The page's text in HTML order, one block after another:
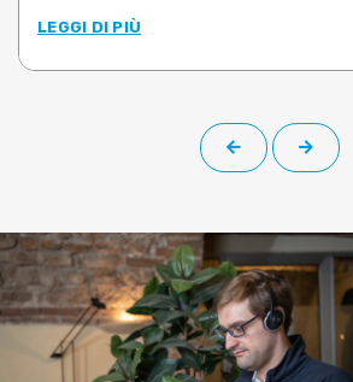
LEGGI DI PIÙ